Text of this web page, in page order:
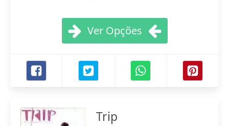
Ver Opções
Trip